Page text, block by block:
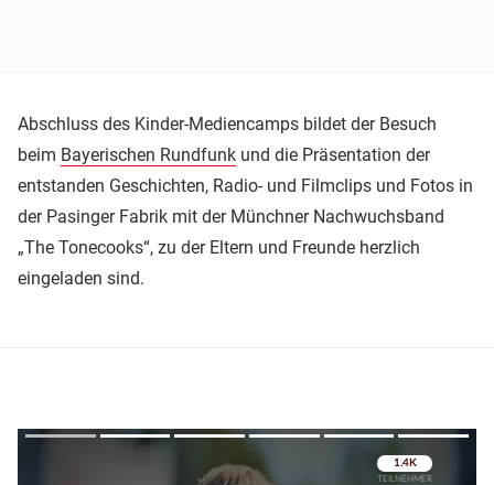
Abschluss des Kinder-Mediencamps bildet der Besuch
beim Bayerischen Rundfunk und die Präsentation der
entstanden Geschichten, Radio- und Filmclips und Fotos in
der Pasinger Fabrik mit der Münchner Nachwuchsband
„The Tonecooks“, zu der Eltern und Freunde herzlich
eingeladen sind.